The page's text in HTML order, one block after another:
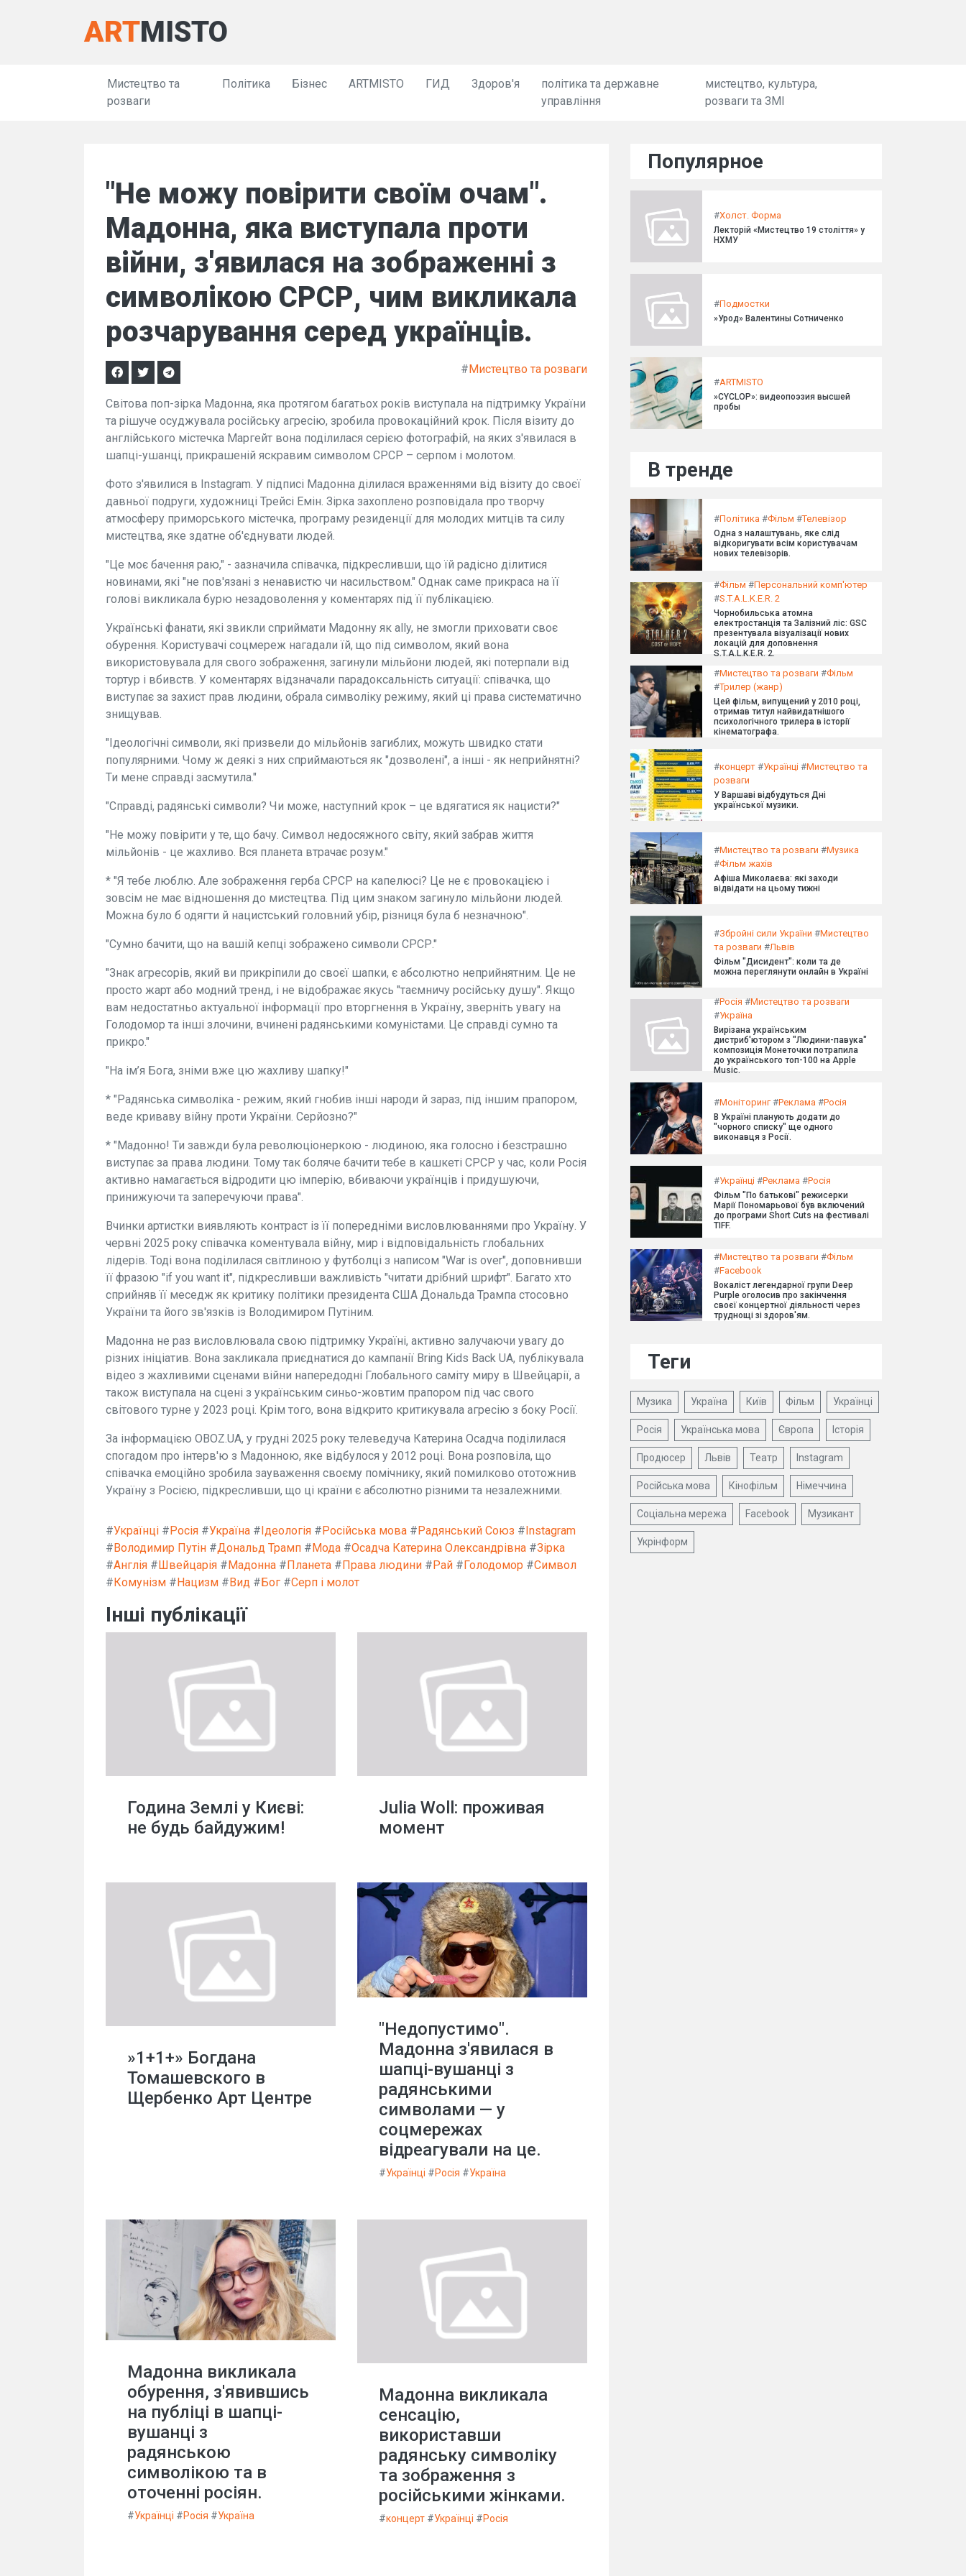
ARTMISTO
Мистецтво та
розваги
Політика Бізнес ARTMISTO ГИД Здоров'я
політика та державне
управління
мистецтво, культура,
розваги та ЗМІ
"Не можу повірити своїм очам".
Мадонна, яка виступала проти
війни, з'явилася на зображенні з
символікою СРСР, чим викликала
розчарування серед українців.
#Мистецтво та розваги
Світова поп-зірка Мадонна, яка протягом багатьох років виступала на підтримку України
та рішуче осуджувала російську агресію, зробила провокаційний крок. Після візиту до
англійського містечка Маргейт вона поділилася серією фотографій, на яких з'явилася в
шапці-ушанці, прикрашеній яскравим символом СРСР – серпом і молотом.
Фото з'явилися в Instagram. У підписі Мадонна ділилася враженнями від візиту до своєї
давньої подруги, художниці Трейсі Емін. Зірка захоплено розповідала про творчу
атмосферу приморського містечка, програму резиденції для молодих митців та силу
мистецтва, яке здатне об'єднувати людей.
"Це моє бачення раю," - зазначила співачка, підкресливши, що їй радісно ділитися
новинами, які "не пов'язані з ненавистю чи насильством." Однак саме прикраса на її
голові викликала бурю незадоволення у коментарях під її публікацією.
Українські фанати, які звикли сприймати Мадонну як ally, не змогли приховати своє
обурення. Користувачі соцмереж нагадали їй, що під символом, який вона
використовувала для свого зображення, загинули мільйони людей, які потерпали від
тортур і вбивств. У коментарях відзначали парадоксальність ситуації: співачка, що
виступає за захист прав людини, обрала символіку режиму, який ці права систематично
знищував.
"Ідеологічні символи, які призвели до мільйонів загиблих, можуть швидко стати
популярними. Чому ж деякі з них сприймаються як "дозволені", а інші - як неприйнятні?
Ти мене справді засмутила."
"Справді, радянські символи? Чи може, наступний крок – це вдягатися як нацисти?"
"Не можу повірити у те, що бачу. Символ недосяжного світу, який забрав життя
мільйонів - це жахливо. Вся планета втрачає розум."
* "Я тебе люблю. Але зображення герба СРСР на капелюсі? Це не є провокацією і
зовсім не має відношення до мистецтва. Під цим знаком загинуло мільйони людей.
Можна було б одягти й нацистський головний убір, різниця була б незначною".
"Сумно бачити, що на вашій кепці зображено символи СРСР."
"Знак агресорів, який ви прикріпили до своєї шапки, є абсолютно неприйнятним. Це не
просто жарт або модний тренд, і не відображає якусь "таємничу російську душу". Якщо
вам недостатньо актуальної інформації про вторгнення в Україну, зверніть увагу на
Голодомор та інші злочини, вчинені радянськими комуністами. Це справді сумно та
прикро."
"На ім’я Бога, зніми вже цю жахливу шапку!"
* "Радянська символіка - режим, який гнобив інші народи й зараз, під іншим прапором,
веде криваву війну проти України. Серйозно?"
* "Мадонно! Ти завжди була революціонеркою - людиною, яка голосно і безстрашно
виступає за права людини. Тому так боляче бачити тебе в кашкеті СРСР у час, коли Росія
активно намагається відродити цю імперію, вбиваючи українців і придушуючи,
принижуючи та заперечуючи права".
Вчинки артистки виявляють контраст із її попередніми висловлюваннями про Україну. У
червні 2025 року співачка коментувала війну, мир і відповідальність глобальних
лідерів. Тоді вона поділилася світлиною у футболці з написом "War is over", доповнивши
її фразою "if you want it", підкресливши важливість "читати дрібний шрифт". Багато хто
сприйняв її меседж як критику політики президента США Дональда Трампа стосовно
України та його зв'язків із Володимиром Путіним.
Мадонна не раз висловлювала свою підтримку Україні, активно залучаючи увагу до
різних ініціатив. Вона закликала приєднатися до кампанії Bring Kids Back UA, публікувала
відео з жахливими сценами війни напередодні Глобального саміту миру в Швейцарії, а
також виступала на сцені з українським синьо-жовтим прапором під час свого
світового турне у 2023 році. Крім того, вона відкрито критикувала агресію з боку Росії.
За інформацією OBOZ.UA, у грудні 2025 року телеведуча Катерина Осадча поділилася
спогадом про інтерв'ю з Мадонною, яке відбулося у 2012 році. Вона розповіла, що
співачка емоційно зробила зауваження своєму помічнику, який помилково ототожнив
Україну з Росією, підкресливши, що ці країни є абсолютно різними та незалежними.
#Українці #Росія #Україна #Ідеологія #Російська мова #Радянський Союз #Instagram
#Володимир Путін #Дональд Трамп #Мода #Осадча Катерина Олександрівна #Зірка
#Англія #Швейцарія #Мадонна #Планета #Права людини #Рай #Голодомор #Символ
#Комунізм #Нацизм #Вид #Бог #Серп і молот
Інші публікації
Година Землі у Києві:
не будь байдужим!
Julia Woll: проживая
момент
»1+1+» Богдана
Томашевского в
Щербенко Арт Центре
"Недопустимо".
Мадонна з'явилася в
шапці-вушанці з
радянськими
символами — у
соцмережах
відреагували на це.
#Українці #Росія #Україна
Мадонна викликала
обурення, з'явившись
на публіці в шапці-
вушанці з
радянською
символікою та в
оточенні росіян.
#Українці #Росія #Україна
Мадонна викликала
сенсацію,
використавши
радянську символіку
та зображення з
російськими жінками.
#концерт #Українці #Росія
Популярное
#Холст. Форма
Лекторій «Мистецтво 19 століття» у
НХМУ
#Подмостки
»Урод» Валентины Сотниченко
#ARTMISTO
»CYCLOP»: видеопоэзия высшей
пробы
В тренде
#Політика #Фільм #Телевізор
Одна з налаштувань, яке слід
відкоригувати всім користувачам
нових телевізорів.
#Фільм #Персональний комп'ютер
#S.T.A.L.K.E.R. 2
Чорнобильська атомна
електростанція та Залізний ліс: GSC
презентувала візуалізації нових
локацій для доповнення
S.T.A.L.K.E.R. 2.
#Мистецтво та розваги #Фільм
#Трилер (жанр)
Цей фільм, випущений у 2010 році,
отримав титул найвидатнішого
психологічного трилера в історії
кінематографа.
#концерт #Українці #Мистецтво та
розваги
У Варшаві відбудуться Дні
української музики.
#Мистецтво та розваги #Музика
#Фільм жахів
Афіша Миколаєва: які заходи
відвідати на цьому тижні
#Збройні сили України #Мистецтво
та розваги #Львів
Фільм "Дисидент": коли та де
можна переглянути онлайн в Україні
#Росія #Мистецтво та розваги
#Україна
Вирізана українським
дистриб'ютором з "Людини-павука"
композиція Монеточки потрапила
до українського топ-100 на Apple
Music.
#Моніторинг#Реклама #Росія
В Україні планують додати до
"чорного списку" ще одного
виконавця з Росії.
#Українці #Реклама #Росія
Фільм "По батькові" режисерки
Марії Пономарьової був включений
до програми Short Cuts на фестивалі
TIFF.
#Мистецтво та розваги #Фільм
#Facebook
Вокаліст легендарної групи Deep
Purple оголосив про закінчення
своєї концертної діяльності через
труднощі зі здоров'ям.
Теги
Музика Україна Київ Фільм Українці
Росія Українська мова Європа Історія
Продюсер Львів Театр Instagram
Російська мова Кінофільм Німеччина
Соціальна мережа Facebook Музикант
Укрінформ